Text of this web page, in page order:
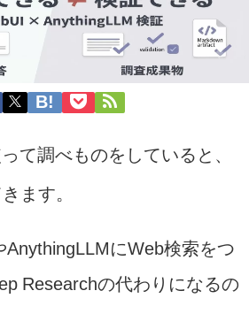
て調べものをしていると、
ます。
AnythingLLMにWeb検索をつ
Researchの代わりになるの